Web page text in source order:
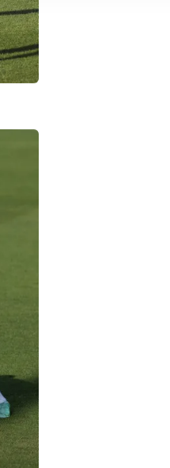
dahilinde kullanılacaktır.
Çerezlere ilişkin detaylı bilgi
Metnimizi okumak ve